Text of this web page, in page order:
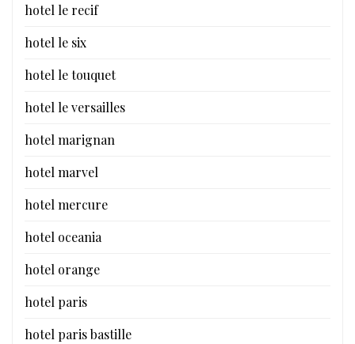
hotel le recif
hotel le six
hotel le touquet
hotel le versailles
hotel marignan
hotel marvel
hotel mercure
hotel oceania
hotel orange
hotel paris
hotel paris bastille